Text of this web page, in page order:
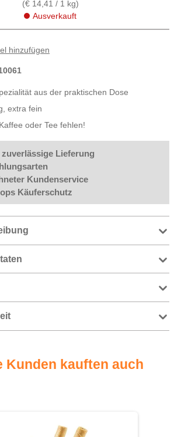
(€ 14,41 / 1 kg)
Ausverkauft
hinzufügen
aus der praktischen Dose
extra fein
oder Tee fehlen!
Lieferung
Kundenservice
Käuferschutz
Kunden kauften auch